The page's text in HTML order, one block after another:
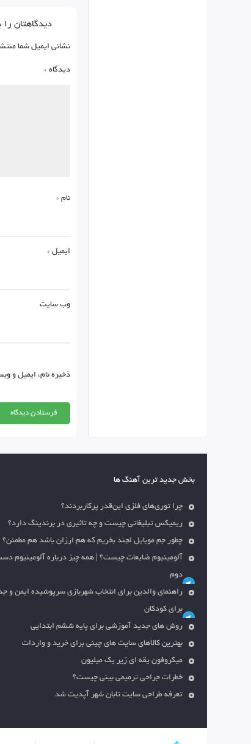
دیدگاهتان را
نشانی ایمیل شما
دیدگاه *
نام *
ایمیل *
وب‌ سایت
ذخیره نام، ایمیل و
بخش جدید ترین آهنگ ها
چرا توری‌های فلزی این‌قدر پرکاربردند؟
ریمیکس تبلیغاتی چیست و چه تاثیری در برندینگ دارد؟
چطور جم موبایل لجند بخریم که هم ارزان باشد هم مطمئن؟
آلومینیوم ضایعات چیست؟ | همه چیز درباره آلومینیوم
دوم
راهنمای والدین برای انتخاب شهربازی سرپوشیده ایمن و
برای کودکان
روش های جدید آموزشی برای پایه ششم ابتدایی
بهترین کالاهای سایت های چینی برای خرید و واردات
میکروفون یقه ای زیر یک میلیون
خطرات جراحی ترمیمی بینی چیست؟
تعرفه طراحی سایت تابان شهر آپدیت شد